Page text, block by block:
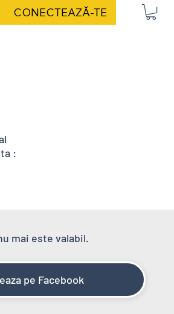
CONECTEAZĂ-TE
:
mai este valabil.
pe Facebook